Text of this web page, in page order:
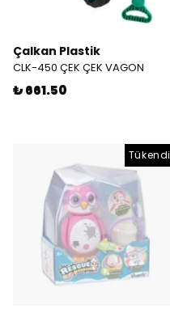
Çalkan Plastik
CLK-450 ÇEK ÇEK VAGON
₺ 661.50
Tükendi